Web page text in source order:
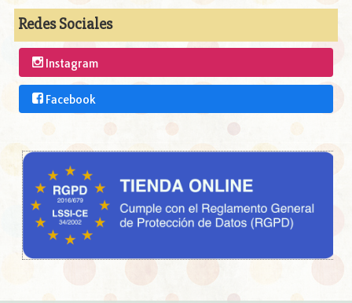
Redes Sociales
Instagram
Facebook